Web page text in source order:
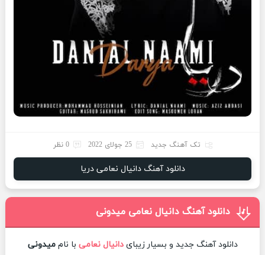
تک آهنگ جدید 25 جولای 2022 0 نظر
دانلود آهنگ دانیال نعامی دریا
دانلود آهنگ دانیال نعامی میدونی
دانلود آهنگ جدید و بسیار زیبایدانیال نعامی با ناممیدونی